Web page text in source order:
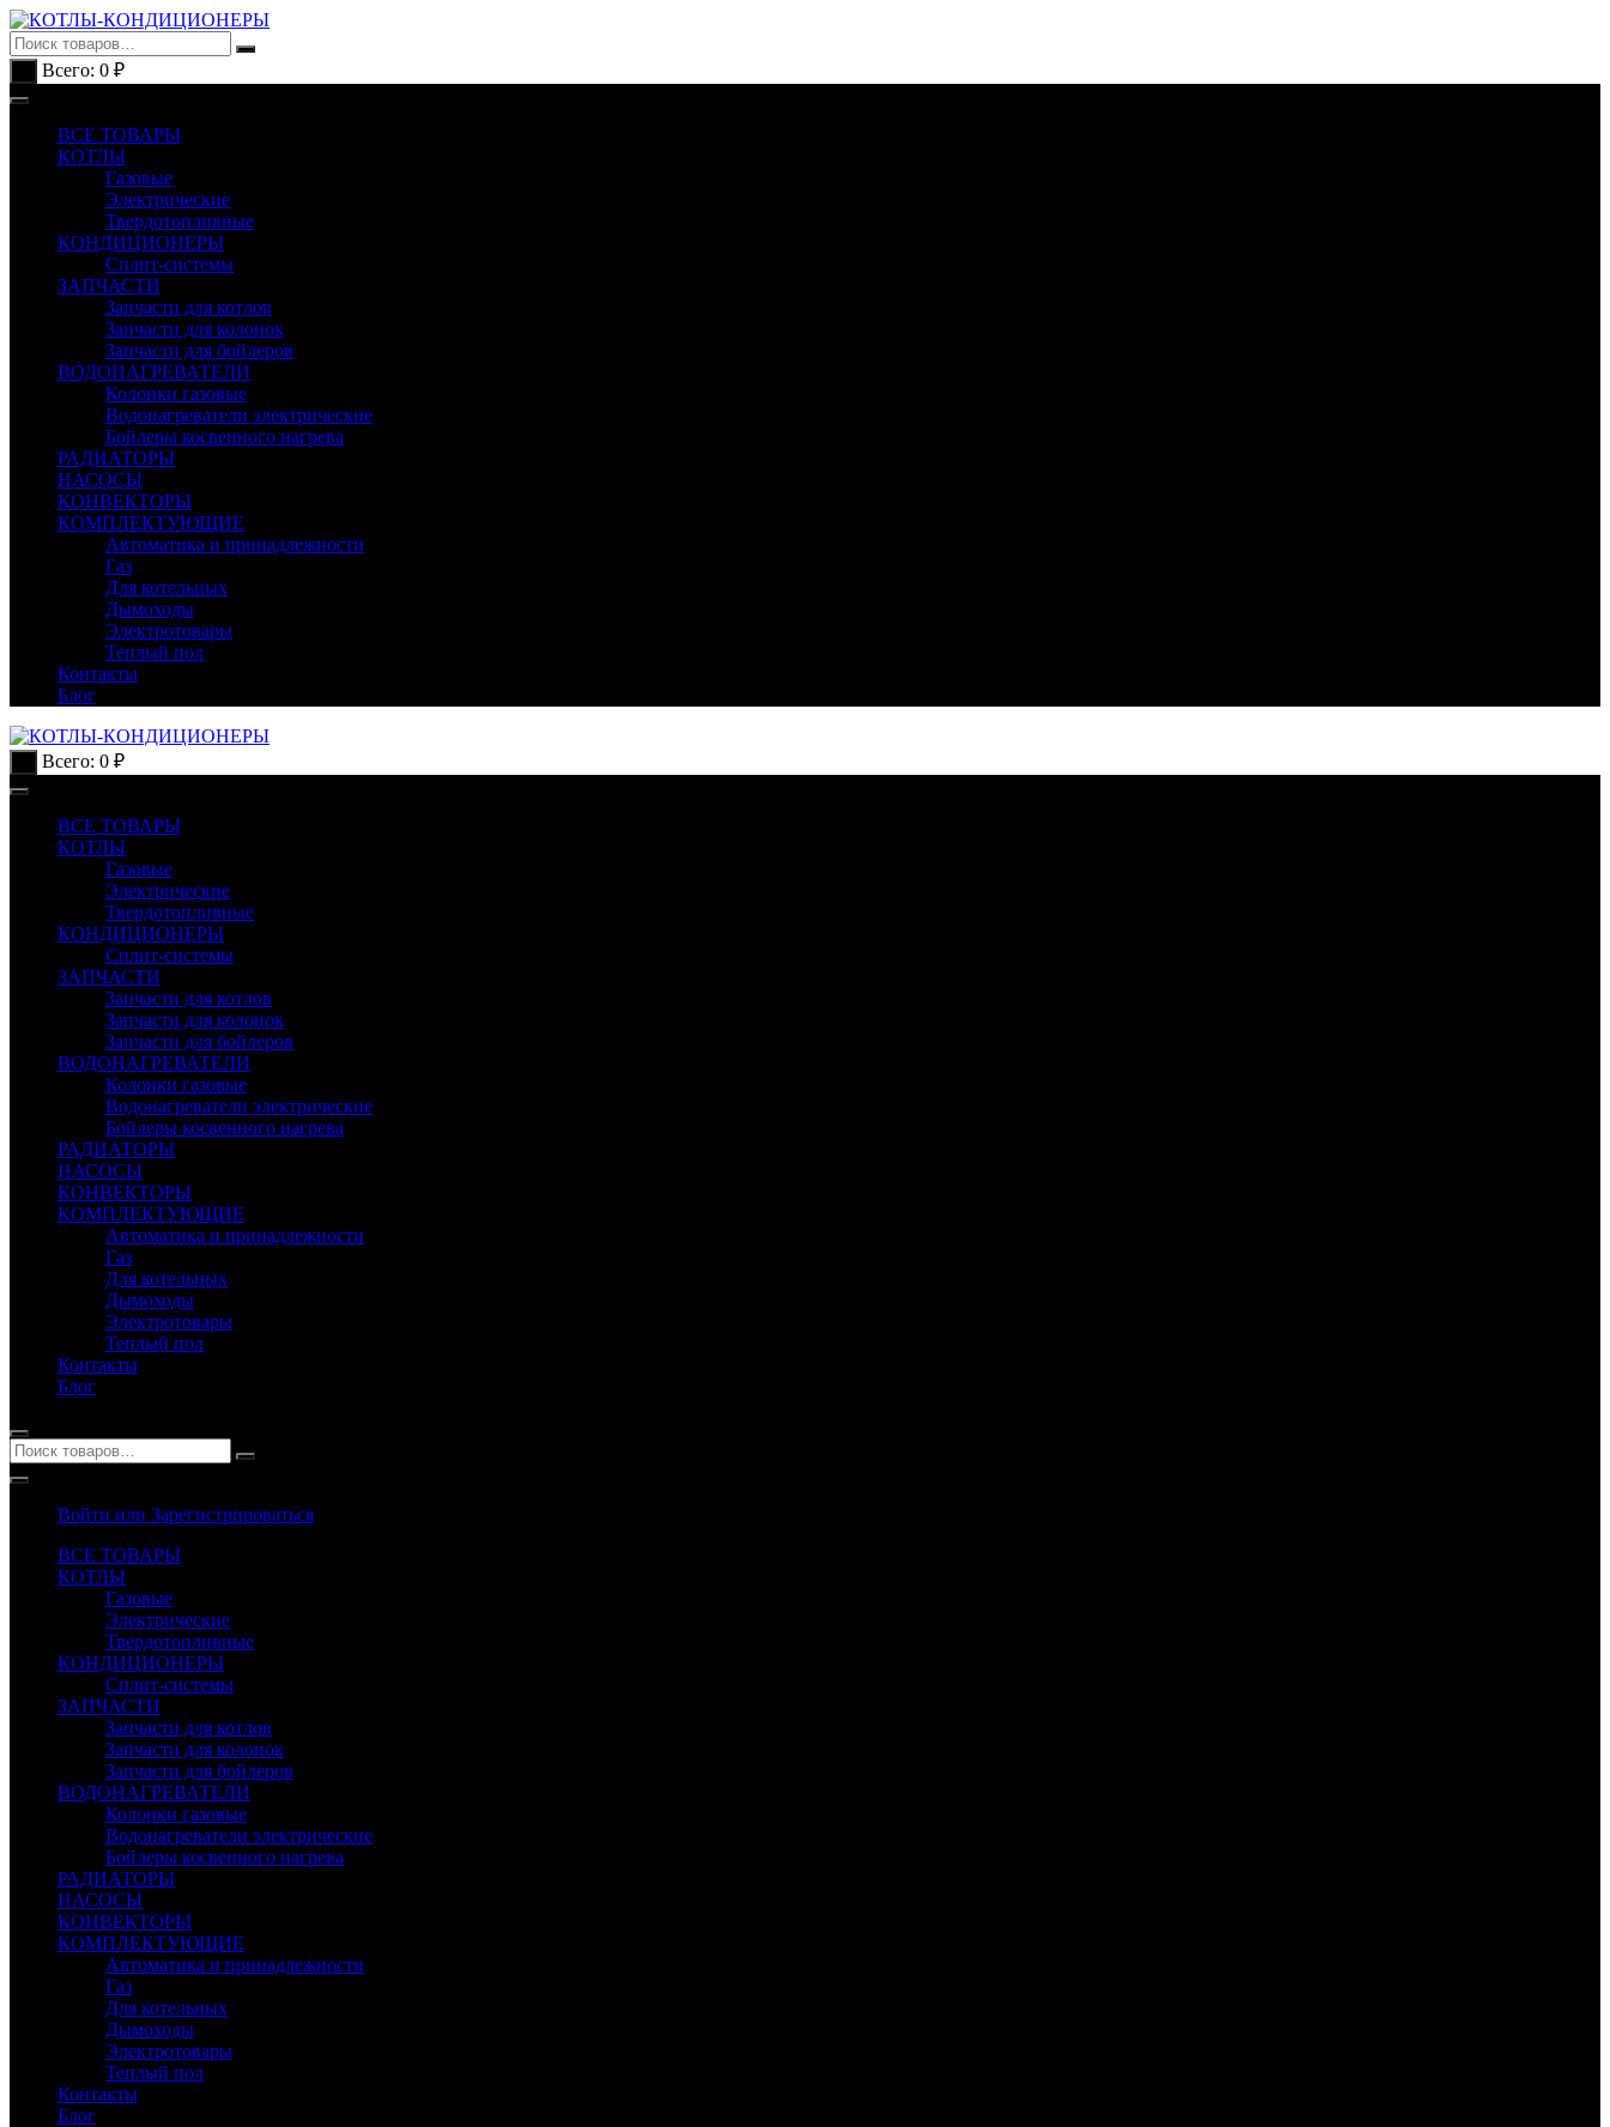
Перейти
к
содержимому
Всего: 0 ₽
ВСЕ ТОВАРЫ
КОТЛЫ
Газовые
Электрические
Твердотопливные
КОНДИЦИОНЕРЫ
Сплит-системы
ЗАПЧАСТИ
Запчасти для котлов
Запчасти для колонок
Запчасти для бойлеров
ВОДОНАГРЕВАТЕЛИ
Колонки газовые
Водонагреватели электрические
Бойлеры косвенного нагрева
РАДИАТОРЫ
НАСОСЫ
КОНВЕКТОРЫ
КОМПЛЕКТУЮЩИЕ
Автоматика и принадлежности
Газ
Для котельных
Дымоходы
Электротовары
Теплый пол
Контакты
Блог
Всего: 0 ₽
ВСЕ ТОВАРЫ
КОТЛЫ
Газовые
Электрические
Твердотопливные
КОНДИЦИОНЕРЫ
Сплит-системы
ЗАПЧАСТИ
Запчасти для котлов
Запчасти для колонок
Запчасти для бойлеров
ВОДОНАГРЕВАТЕЛИ
Колонки газовые
Водонагреватели электрические
Бойлеры косвенного нагрева
РАДИАТОРЫ
НАСОСЫ
КОНВЕКТОРЫ
КОМПЛЕКТУЮЩИЕ
Автоматика и принадлежности
Газ
Для котельных
Дымоходы
Электротовары
Теплый пол
Контакты
Блог
Войти или Зарегистрироваться
ВСЕ ТОВАРЫ
КОТЛЫ
Газовые
Электрические
Твердотопливные
КОНДИЦИОНЕРЫ
Сплит-системы
ЗАПЧАСТИ
Запчасти для котлов
Запчасти для колонок
Запчасти для бойлеров
ВОДОНАГРЕВАТЕЛИ
Колонки газовые
Водонагреватели электрические
Бойлеры косвенного нагрева
РАДИАТОРЫ
НАСОСЫ
КОНВЕКТОРЫ
КОМПЛЕКТУЮЩИЕ
Автоматика и принадлежности
Газ
Для котельных
Дымоходы
Электротовары
Теплый пол
Контакты
Блог